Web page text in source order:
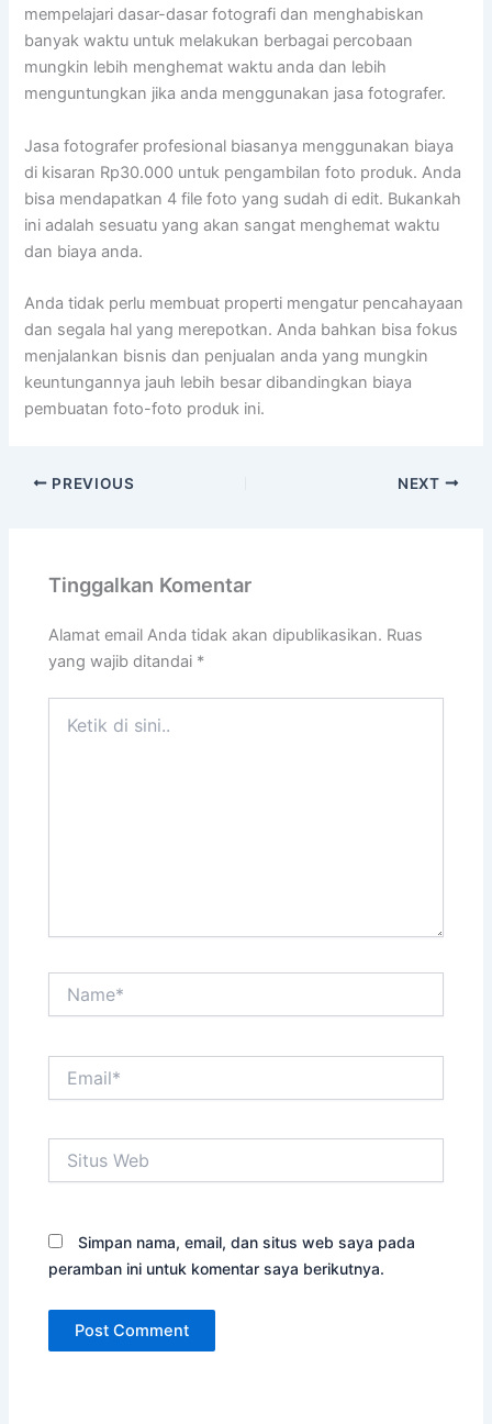
mempelajari dasar-dasar fotografi dan menghabiskan
banyak waktu untuk melakukan berbagai percobaan
mungkin lebih menghemat waktu anda dan lebih
menguntungkan jika anda menggunakan jasa fotografer.
Jasa fotografer profesional biasanya menggunakan biaya
di kisaran Rp30.000 untuk pengambilan foto produk. Anda
bisa mendapatkan 4 file foto yang sudah di edit. Bukankah
ini adalah sesuatu yang akan sangat menghemat waktu
dan biaya anda.
Anda tidak perlu membuat properti mengatur pencahayaan
dan segala hal yang merepotkan. Anda bahkan bisa fokus
menjalankan bisnis dan penjualan anda yang mungkin
keuntungannya jauh lebih besar dibandingkan biaya
pembuatan foto-foto produk ini.
PREVIOUS NEXT
Tinggalkan Komentar
Alamat email Anda tidak akan dipublikasikan. Ruas
yang wajib ditandai *
Web
Simpan nama, email, dan situs web saya pada
peramban ini untuk komentar saya berikutnya.